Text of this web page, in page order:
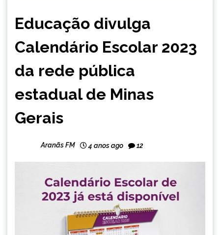
GERAIS
Educação divulga
Calendário Escolar 2023
da rede pública
estadual de Minas
Gerais
Aranãs FM 4 anos ago 12